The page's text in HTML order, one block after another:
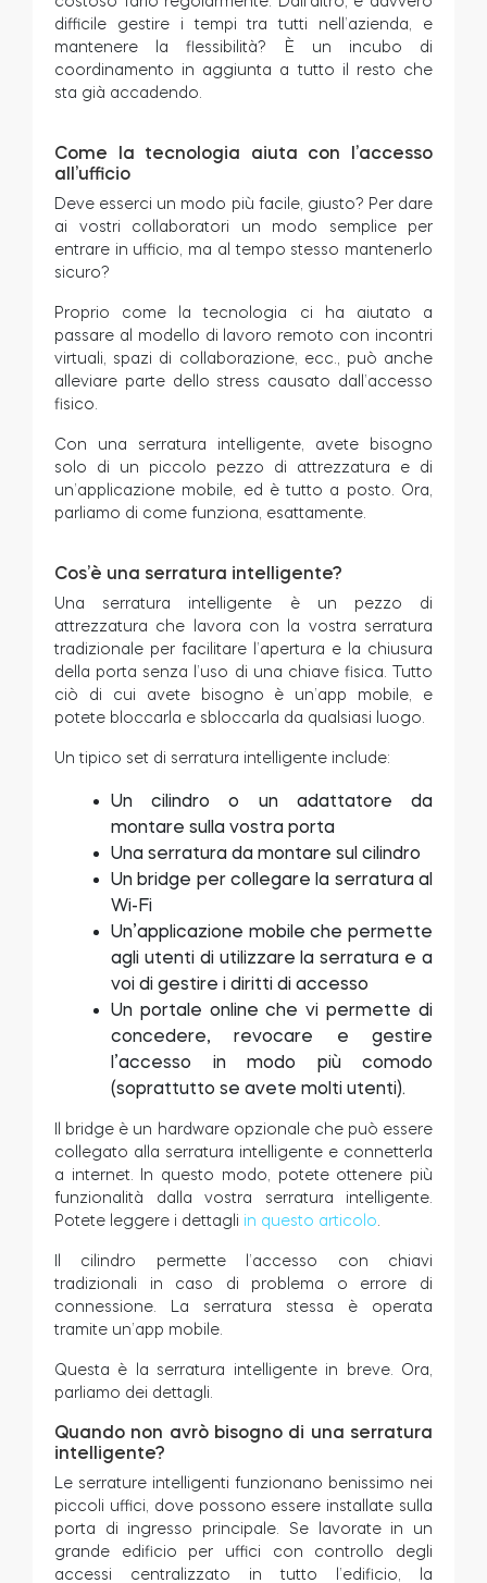
difficile gestire i tempi tra tutti nell’azienda, e
mantenere la flessibilità? È un incubo di
coordinamento in aggiunta a tutto il resto che
sta già accadendo.
Come la tecnologia aiuta con l’accesso
all’ufficio
Deve esserci un modo più facile, giusto? Per dare
ai vostri collaboratori un modo semplice per
entrare in ufficio, ma al tempo stesso mantenerlo
sicuro?
Proprio come la tecnologia ci ha aiutato a
passare al modello di lavoro remoto con incontri
virtuali, spazi di collaborazione, ecc., può anche
alleviare parte dello stress causato dall’accesso
fisico.
Con una serratura intelligente, avete bisogno
solo di un piccolo pezzo di attrezzatura e di
un’applicazione mobile, ed è tutto a posto. Ora,
parliamo di come funziona, esattamente.
Cos’è una serratura intelligente?
Una serratura intelligente è un pezzo di
attrezzatura che lavora con la vostra serratura
tradizionale per facilitare l’apertura e la chiusura
della porta senza l’uso di una chiave fisica. Tutto
ciò di cui avete bisogno è un’app mobile, e
potete bloccarla e sbloccarla da qualsiasi luogo.
Un tipico set di serratura intelligente include:
Un cilindro o un adattatore da
montare sulla vostra porta
Una serratura da montare sul cilindro
Un bridge per collegare la serratura al
Wi-Fi
Un’applicazione mobile che permette
agli utenti di utilizzare la serratura e a
voi di gestire i diritti di accesso
Un portale online che vi permette di
concedere, revocare e gestire
l’accesso in modo più comodo
(soprattutto se avete molti utenti).
Il bridge è un hardware opzionale che può essere
collegato alla serratura intelligente e connetterla
a internet. In questo modo, potete ottenere più
funzionalità dalla vostra serratura intelligente.
Potete leggere i dettagli in questo articolo
Il cilindro permette l’accesso con chiavi
tradizionali in caso di problema o errore di
connessione. La serratura stessa è operata
tramite un’app mobile.
Questa è la serratura intelligente in breve. Ora,
parliamo dei dettagli.
Quando non avrò bisogno di una serratura
intelligente?
Le serrature intelligenti funzionano benissimo nei
piccoli uffici, dove possono essere installate sulla
porta di ingresso principale. Se lavorate in un
grande edificio per uffici con controllo degli
accessi centralizzato in tutto l’edificio, la